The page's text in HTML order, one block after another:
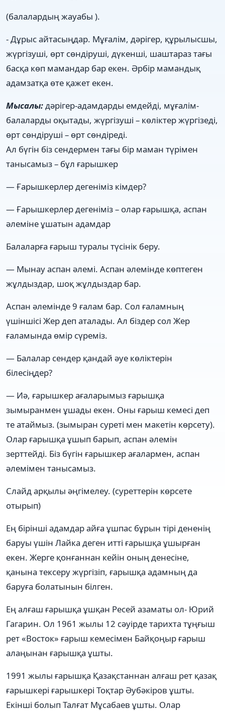
(балалардың жауабы ).
- Дұрыс айтасыңдар. Мұғалім, дәрігер, құрылысшы,
жүргізуші, өрт сөндіруші, дүкенші, шаштараз тағы
басқа көп мамандар бар екен. Әрбір мамандық
адамзатқа өте қажет екен.
Мысалы:дәрігер-адамдарды емдейді, мұғалім-
балаларды оқытады, жүргізуші – көліктер жүргізеді,
өрт сөндіруші – өрт сөндіреді.
Ал бүгін біз сендермен тағы бір маман түрімен
танысамыз – бұл ғарышкер
— Ғарышкерлер дегеніміз кімдер?
— Ғарышкерлер дегеніміз – олар ғарышқа, аспан
әлеміне ұшатын адамдар
Балаларға ғарыш туралы түсінік беру.
— Мынау аспан әлемі. Аспан әлемінде көптеген
жұлдыздар, шоқ жұлдыздар бар.
Аспан әлемінде 9 ғалам бар. Сол ғаламның
үшіншісі Жер деп аталады. Ал біздер сол Жер
ғаламында өмір сүреміз.
— Балалар сендер қандай әуе көліктерін
білесіңдер?
— Иә, ғарышкер ағаларымыз ғарышқа
зымыранмен ұшады екен. Оны ғарыш кемесі деп
те атаймыз. (зымыран суреті мен макетін көрсету).
Олар ғарышқа ұшып барып, аспан әлемін
зерттейді. Біз бүгін ғарышкер ағалармен, аспан
әлемімен танысамыз.
Слайд арқылы әңгімелеу. (суреттерін көрсете
отырып)
Ең бірінші адамдар айға ұшпас бұрын тірі дененің
баруы үшін Лайка деген итті ғарышқа ұшырған
екен. Жерге қонғаннан кейін оның денесіне,
қанына тексеру жүргізіп, ғарышқа адамның да
баруға болатынын білген.
Ең алғаш ғарышқа ұшқан Ресей азаматы ол- Юрий
Гагарин. Ол 1961 жылы 12 сәуірде тарихта тұңғыш
рет «Восток» ғарыш кемесімен Байқоңыр ғарыш
алаңынан ғарышқа ұшты.
1991 жылы ғарышқа Қазақстаннан алғаш рет қазақ
ғарышкері ғарышкері Тоқтар Әубәкіров ұшты.
Екінші болып Талғат Мұсабаев ұшты. Олар